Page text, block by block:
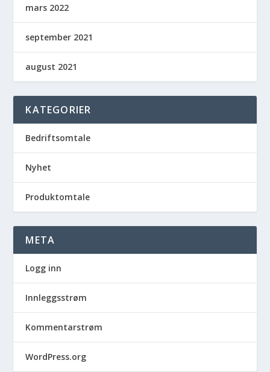
mars 2022
september 2021
august 2021
KATEGORIER
Bedriftsomtale
Nyhet
Produktomtale
META
Logg inn
Innleggsstrøm
Kommentarstrøm
WordPress.org